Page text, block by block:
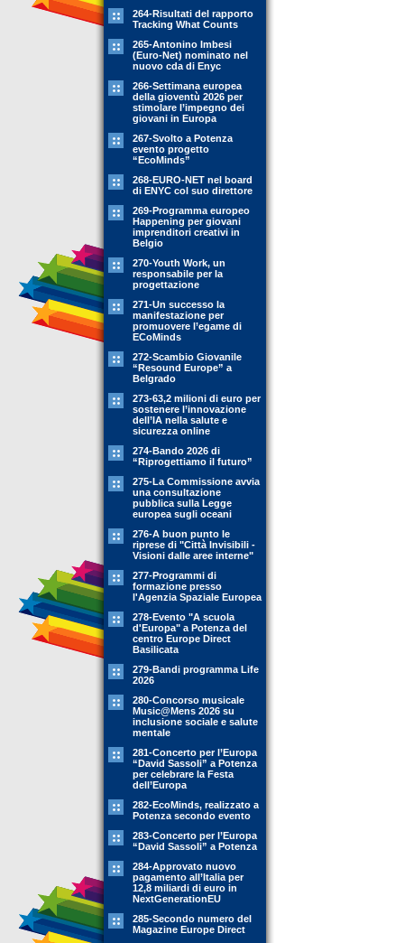
264-Risultati del rapporto
Tracking What Counts
265-Antonino Imbesi
(Euro-Net) nominato nel
nuovo cda di Enyc
266-Settimana europea
della gioventù 2026 per
stimolare l’impegno dei
giovani in Europa
267-Svolto a Potenza
evento progetto
“EcoMinds”
268-EURO-NET nel board
di ENYC col suo direttore
269-Programma europeo
Happening per giovani
imprenditori creativi in
Belgio
270-Youth Work, un
responsabile per la
progettazione
271-Un successo la
manifestazione per
promuovere l’egame di
ECoMinds
272-Scambio Giovanile
“Resound Europe” a
Belgrado
273-63,2 milioni di euro per
sostenere l’innovazione
dell’IA nella salute e
sicurezza online
274-Bando 2026 di
“Riprogettiamo il futuro”
275-La Commissione avvia
una consultazione
pubblica sulla Legge
europea sugli oceani
276-A buon punto le
riprese di "Città Invisibili -
Visioni dalle aree interne"
277-Programmi di
formazione presso
l'Agenzia Spaziale Europea
278-Evento "A scuola
d'Europa" a Potenza del
centro Europe Direct
Basilicata
279-Bandi programma Life
2026
280-Concorso musicale
Music@Mens 2026 su
inclusione sociale e salute
mentale
281-Concerto per l’Europa
“David Sassoli” a Potenza
per celebrare la Festa
dell’Europa
282-EcoMinds, realizzato a
Potenza secondo evento
283-Concerto per l’Europa
“David Sassoli” a Potenza
284-Approvato nuovo
pagamento all’Italia per
12,8 miliardi di euro in
NextGenerationEU
285-Secondo numero del
Magazine Europe Direct